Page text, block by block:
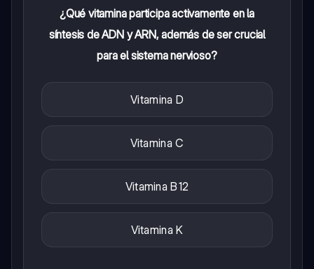
¿Qué vitamina participa activamente en la
síntesis de ADN y ARN, además de ser crucial
para el sistema nervioso?
Vitamina D
Vitamina C
Vitamina B12
Vitamina K